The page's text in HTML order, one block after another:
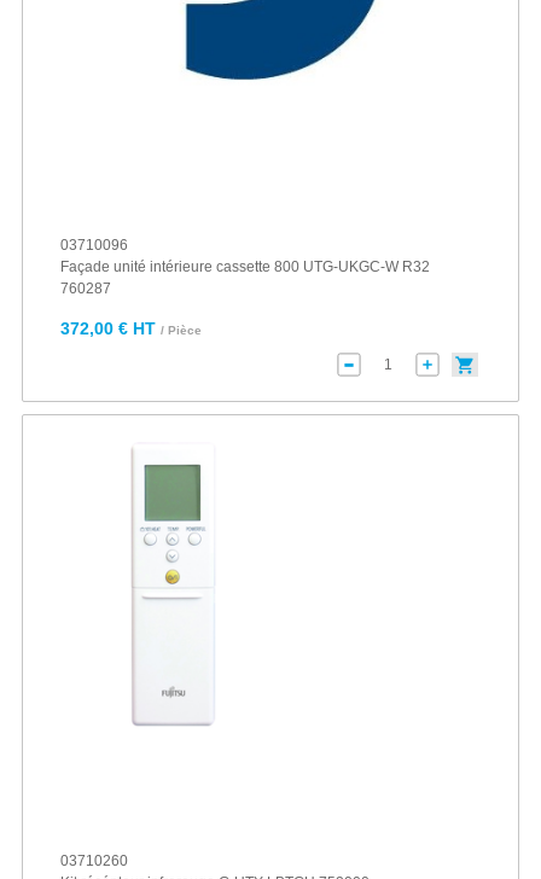
03710096
Façade unité intérieure cassette 800 UTG-UKGC-W R32
760287
372,00 € HT / Pièce
03710260